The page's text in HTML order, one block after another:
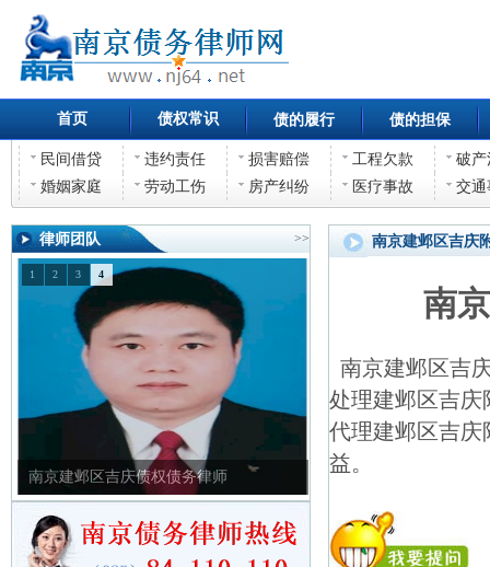
首页 债权常识 债的履行 债的担保
民间借贷 违约责任 损害赔偿 工程欠款
破产
婚姻家庭
劳动工伤 房产纠纷 医疗事故 交通
律师团队 >>
南京建邺区吉庆债权债务律师
1 2 3 4
南京建邺区吉庆
南
南京建邺区吉
处理建邺区吉庆
代理建邺区吉庆
益。